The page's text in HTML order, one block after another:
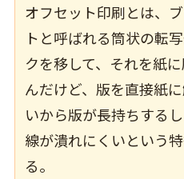
オフセット印刷とは、
トと呼ばれる筒状の転
クを移して、それを紙
んだけど、 版を直接紙
いから版が長持ちする
線が潰れにくいという
る。